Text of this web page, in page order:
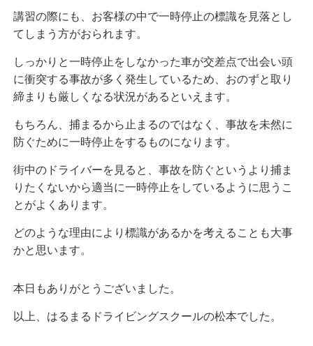
講習の際にも、お客様の中で一時停止の標識を見落とし
てしまう方がおられます。
しっかりと一時停止をしなかった車が交差点で出会い頭
に衝突する事故が多く発生しているため、おのずと取り
締まりも厳しくなる状況があるといえます。
もちろん、捕まるから止まるのではなく、事故を未然に
防ぐために一時停止をするものになります。
街中のドライバーを見ると、事故を防ぐというより捕ま
りたくないから適当に一時停止をしているように思うこ
とがよくあります。
どのような理由により標識があるかを考えることも大事
かと思います。
本日もありがとうございました。
以上、はるまるドライビングスクールの松本でした。